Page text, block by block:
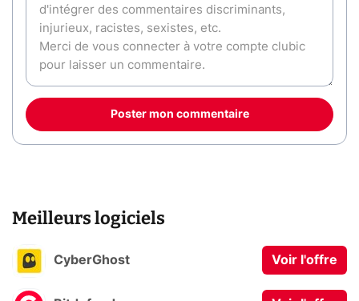
Poster mon commentaire
Meilleurs logiciels
CyberGhost Voir l'offre